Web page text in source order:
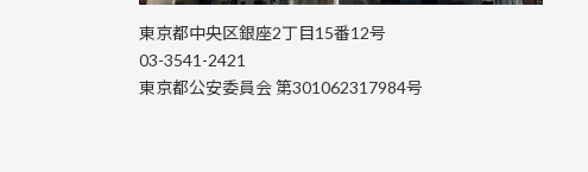
東京都中央区銀座2丁目15番12号
03-3541-2421
東京都公安委員会 第301062317984号